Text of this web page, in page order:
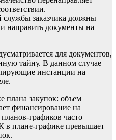
службы заказчика должны
направить документы на
для документов,
тайну. В данном случае
инстанции на
плана закупок: объем
финансирование на
графиков часто
в плане-графике превышает